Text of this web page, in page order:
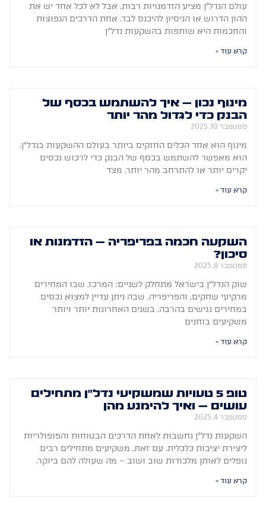
עולם הנדל"ן מציע הזדמנויות רבות, אבל לא לכל אחד יש את
ההון הדרוש או הניסיון להיכנס לבד. אחת הדרכים הנפוצות
והחכמות היא שותפות בהשקעות נדל"ן
קרא עוד »
מינוף נכון – איך להשתמש בכסף של
הבנק כדי לגדול מהר יותר
ספטמבר 10, 2025
מינוף הוא אחד הכלים החזקים ביותר בעולם ההשקעות בנדל"ן.
הוא מאפשר להשתמש בכסף של הבנק כדי לרכוש נכסים
יקרים יותר או להתרחב מהר יותר. מצד
קרא עוד »
השקעה חכמה בפריפריה – הזדמנות או
סיכון?
ספטמבר 8, 2025
שוק הנדל"ן בישראל מתחלק לשניים: המרכז, שבו המחירים
מרקיעי שחקים, והפריפריה, שבה ניתן עדיין למצוא נכסים
במחירים נגישים בהרבה. בשנים האחרונות יותר ויותר
משקיעים בוחנים
קרא עוד »
טופ 5 טעויות שמשקיעי נדל"ן מתחילים
עושים – ואיך להימנע מהן
ספטמבר 4, 2025
השקעות נדל"ן נחשבות לאחת הדרכים הבטוחות והפופולריות
ליצירת יציבות כלכלית. עם זאת, משקיעים מתחילים רבים
נופלים לאותן מלכודות שוב ושוב – מה שעולה להם ביוקר.
קרא עוד »